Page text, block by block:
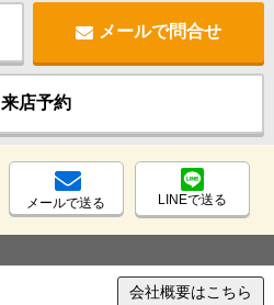
メールで問合せ
来店予約
メールで送る LINEで送る
会社概要はこちら